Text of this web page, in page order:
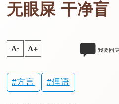
无眼屎 干净盲
A- A+ 我要回应
方言 俚语